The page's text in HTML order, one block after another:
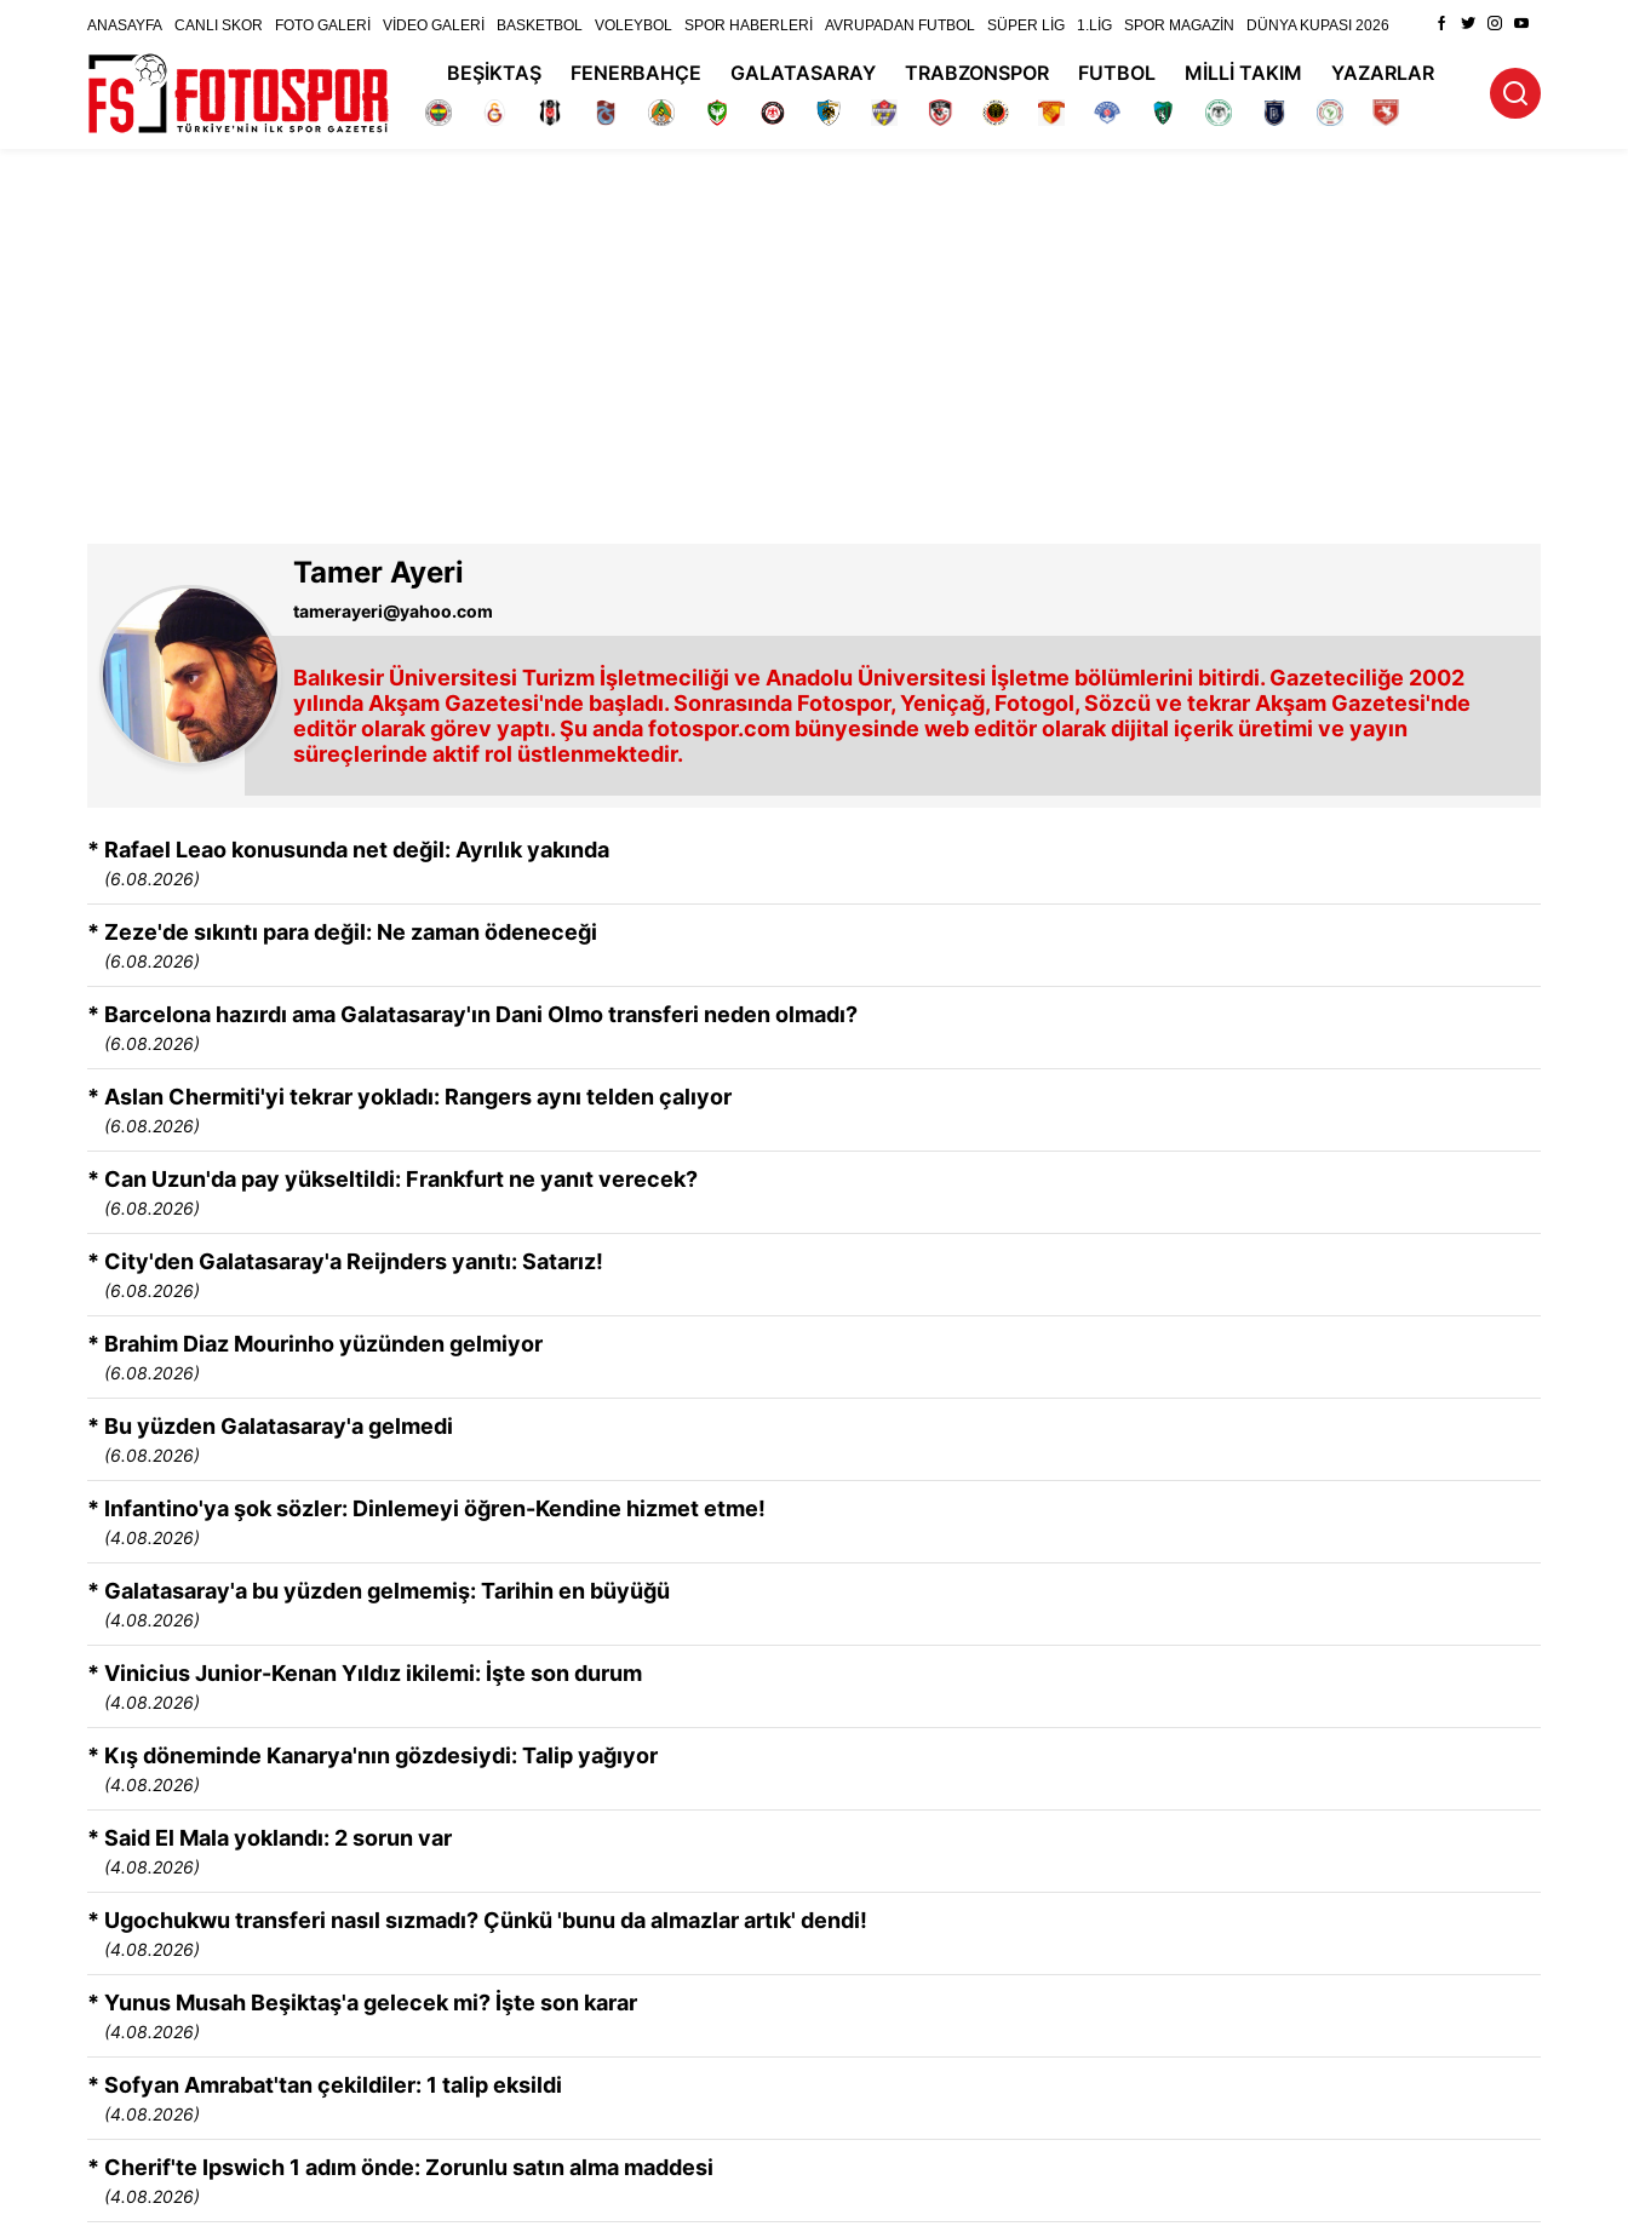
ANASAYFA CANLI SKOR FOTO GALERİ VİDEO GALERİ BASKETBOL VOLEYBOL SPOR HABERLERİ AVRUPADAN FUTBOL SÜPER LİG 1.LİG SPOR MAGAZİN DÜNYA KUPASI 2026
BEŞİKTAŞ FENERBAHÇE GALATASARAY TRABZONSPOR FUTBOL MİLLİ TAKIM YAZARLAR
Tamer Ayeri
tamerayeri@yahoo.com
Balıkesir Üniversitesi Turizm İşletmeciliği ve Anadolu Üniversitesi İşletme bölümlerini bitirdi. Gazeteciliğe 2002
yılında Akşam Gazetesi'nde başladı. Sonrasında Fotospor, Yeniçağ, Fotogol, Sözcü ve tekrar Akşam Gazetesi'nde
editör olarak görev yaptı. Şu anda fotospor.com bünyesinde web editör olarak dijital içerik üretimi ve yayın
süreçlerinde aktif rol üstlenmektedir.
* Rafael Leao konusunda net değil: Ayrılık yakında
(6.08.2026)
* Zeze'de sıkıntı para değil: Ne zaman ödeneceği
(6.08.2026)
* Barcelona hazırdı ama Galatasaray'ın Dani Olmo transferi neden olmadı?
(6.08.2026)
* Aslan Chermiti'yi tekrar yokladı: Rangers aynı telden çalıyor
(6.08.2026)
* Can Uzun'da pay yükseltildi: Frankfurt ne yanıt verecek?
(6.08.2026)
* City'den Galatasaray'a Reijnders yanıtı: Satarız!
(6.08.2026)
* Brahim Diaz Mourinho yüzünden gelmiyor
(6.08.2026)
* Bu yüzden Galatasaray'a gelmedi
(6.08.2026)
* Infantino'ya şok sözler: Dinlemeyi öğren-Kendine hizmet etme!
(4.08.2026)
* Galatasaray'a bu yüzden gelmemiş: Tarihin en büyüğü
(4.08.2026)
* Vinicius Junior-Kenan Yıldız ikilemi: İşte son durum
(4.08.2026)
* Kış döneminde Kanarya'nın gözdesiydi: Talip yağıyor
(4.08.2026)
* Said El Mala yoklandı: 2 sorun var
(4.08.2026)
* Ugochukwu transferi nasıl sızmadı? Çünkü 'bunu da almazlar artık' dendi!
(4.08.2026)
* Yunus Musah Beşiktaş'a gelecek mi? İşte son karar
(4.08.2026)
* Sofyan Amrabat'tan çekildiler: 1 talip eksildi
(4.08.2026)
* Cherif'te Ipswich 1 adım önde: Zorunlu satın alma maddesi
(4.08.2026)